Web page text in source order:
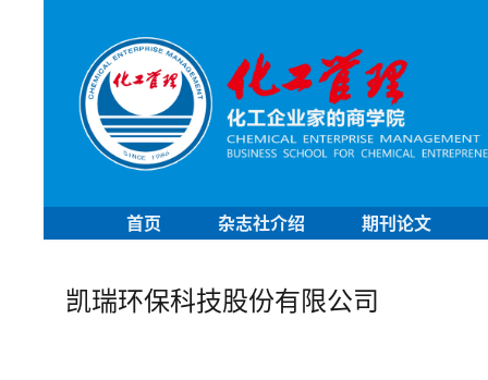
首页 杂志社介绍 期刊论文
凯瑞环保科技股份有限公司